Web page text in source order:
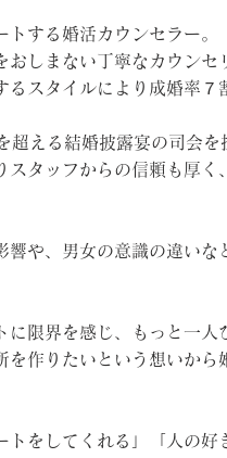
する婚活カウンセラー。
しまない丁寧なカウンセ
スタイルにより成婚率７
える結婚披露宴の司会を
タッフからの信頼も厚く
や、男女の意識の違いな
限界を感じ、もっと一人
を作りたいという想いか
をしてくれる」「人の好